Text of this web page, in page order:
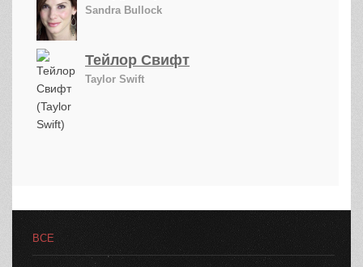
Sandra Bullock
Тейлор Свифт
Taylor Swift
ВСЕ